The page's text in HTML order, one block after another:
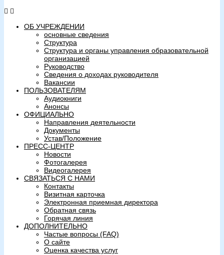
ОБ УЧРЕЖДЕНИИ
основные сведения
Структура
Структура и органы управления образовательной
организацией
Руководство
Сведения о доходах руководителя
Вакансии
ПОЛЬЗОВАТЕЛЯМ
Аудиокниги
Анонсы
ОФИЦИАЛЬНО
Направления деятельности
Документы
Устав/Положение
ПРЕСС-ЦЕНТР
Новости
Фотогалерея
Видеогалерея
СВЯЗАТЬСЯ С НАМИ
Контакты
Визитная карточка
Электронная приемная директора
Обратная связь
Горячая линия
ДОПОЛНИТЕЛЬНО
Частые вопросы (FAQ)
О сайте
Оценка качества услуг